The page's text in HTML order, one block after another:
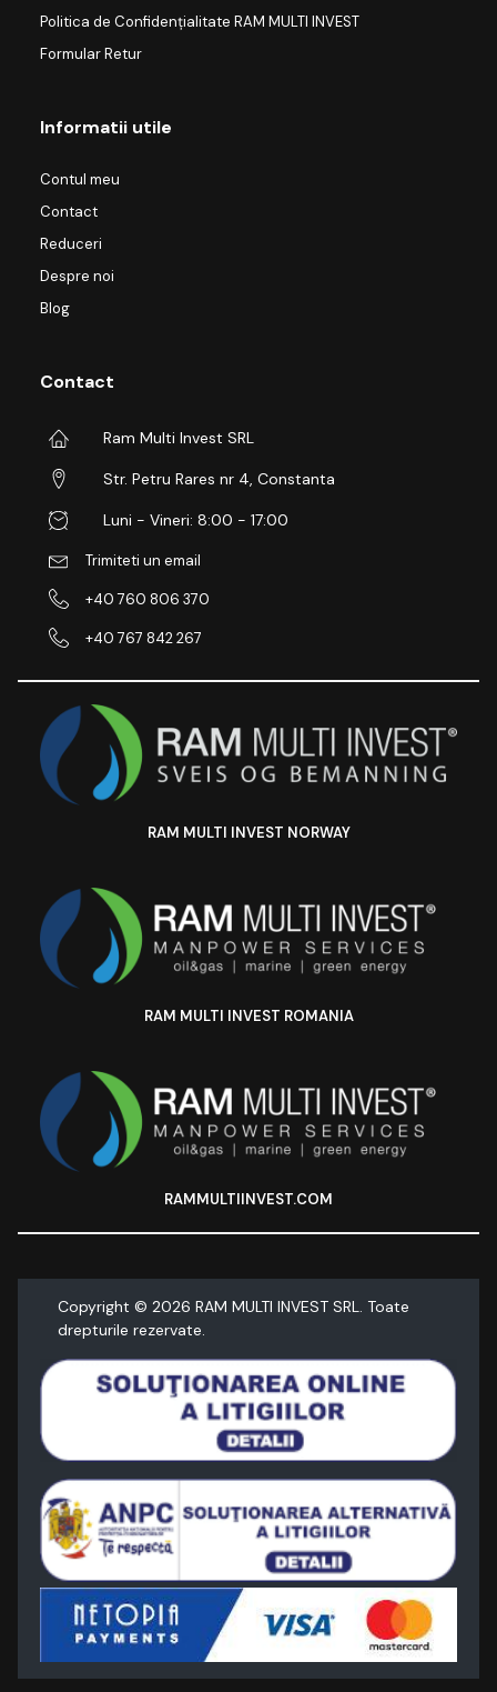
Politica de Confidențialitate RAM MULTI INVEST
Formular Retur
Informatii utile
Contul meu
Contact
Reduceri
Despre noi
Blog
Contact
Ram Multi Invest SRL
Str. Petru Rares nr 4, Constanta
Luni - Vineri: 8:00 - 17:00
Trimiteti un email
+40 760 806 370
+40 767 842 267
RAM MULTI INVEST NORWAY
RAM MULTI INVEST ROMANIA
RAMMULTIINVEST.COM
Copyright © 2026 RAM MULTI INVEST SRL. Toate
drepturile rezervate.